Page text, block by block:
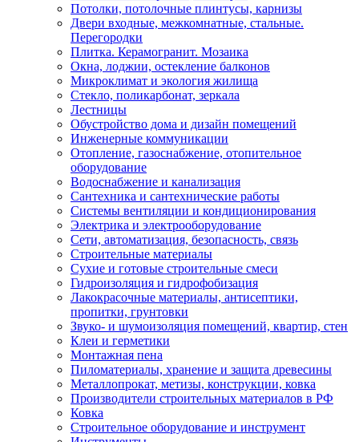
Потолки, потолочные плинтусы, карнизы
Двери входные, межкомнатные, стальные.
Перегородки
Плитка. Керамогранит. Мозаика
Окна, лоджии, остекление балконов
Микроклимат и экология жилища
Стекло, поликарбонат, зеркала
Лестницы
Обустройство дома и дизайн помещений
Инженерные коммуникации
Отопление, газоснабжение, отопительное
оборудование
Водоснабжение и канализация
Сантехника и сантехнические работы
Системы вентиляции и кондиционирования
Электрика и электрооборудование
Сети, автоматизация, безопасность, связь
Строительные материалы
Сухие и готовые строительные смеси
Гидроизоляция и гидрофобизация
Лакокрасочные материалы, антисептики,
пропитки, грунтовки
Звуко- и шумоизоляция помещений, квартир, стен
Клеи и герметики
Монтажная пена
Пиломатериалы, хранение и защита древесины
Металлопрокат, метизы, конструкции, ковка
Производители строительных материалов в РФ
Ковка
Строительное оборудование и инструмент